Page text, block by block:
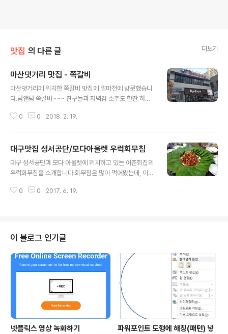
맛집 의 다른 글 더보기
마산댓거리 맛집 - 쪽갈비
마산댓거리에 위치한 쪽갈비 맛집에 얼마전에 방문했습니
다.덤앤덤 쪽갈비~~~ 친구들과 저녁겸 소주도 한잔 하기
맛납니다. 세트 메뉴에 쪽갈비 2인분이랑 저희는 양푼이통
것 같은데~~ 그래도 괜찮았어요.. 돼지 껍덱~~ 메인 메뉴
인 쪽갈비여~~~
0 0 2018. 2. 19.
대구맛집 성서공단/모다아울렛 우럭회무침
대구 성서공단과 모다 아울렛에 위치하고 있는 어춘회집의
우럭회무침을 소개합니다.회무침은 많이 먹어봤는데, 이곳
깻잎위에 날치알 있고 그위에 우럭회무침을 싸서 먹었는
0 0 2017. 6. 19.
이 블로그 인기글
넷플릭스 영상 녹화하기
파워포인트 도형에 해칭(패턴) 넣